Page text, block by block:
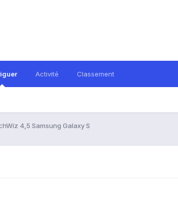
Activité Classement
4,5 Samsung Galaxy S